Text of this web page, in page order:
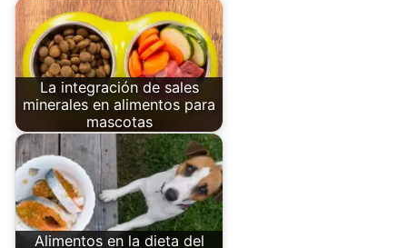
La integración de sales
minerales en alimentos para
mascotas
Alimentos en la dieta del